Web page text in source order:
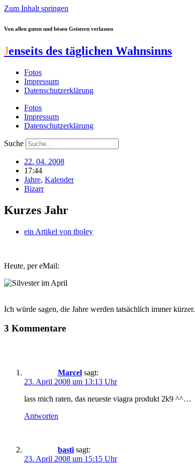
Zum Inhalt springen
Von allen guten und bösen Geistern verlassen
Jenseits des täglichen Wahnsinns
Fotos
Impressum
Datenschutzerklärung
Fotos
Impressum
Datenschutzerklärung
Suche
22. 04. 2008
17:44
Jahre, Kalender
Bizarr
Kurzes Jahr
ein Artikel von tboley
Heute, per eMail:
Ich würde sagen, die Jahre werden tatsächlich immer kürzer.
3 Kommentare
Marcel sagt:
23. April 2008 um 13:13 Uhr
lass mich raten, das neueste viagra produkt 2k9 ^^…
Antworten
basti sagt:
23. April 2008 um 15:15 Uhr